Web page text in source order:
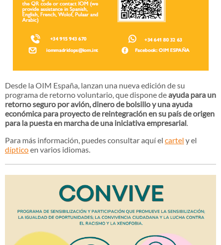
Desde la OIM España, lanzan una nueva edición de su
programa de retorno voluntario, que dispone deayuda para un
retorno seguro por avión, dinero de bolsillo y una ayuda
económica para proyecto de reintegración en su país de origen
para la puesta en marcha de una iniciativa empresarial.
Para más información, puedes consultar aquí el cartel y el
dípticoen varios idiomas.